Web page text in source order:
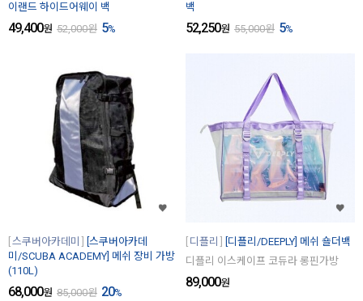
이랜드 하이드어웨이 백
49,400원 52,000원 5%
백
52,250원 55,000원 5%
스쿠버아카데미
[스쿠버아카데
미/SCUBA ACADEMY] 메쉬 장비 가방
(110L)
68,000원 85,000원 20%
디플리
[디플리/DEEPLY] 메쉬 숄더백
디플리 이스케이프 코듀라 롱핀가방
89,000원